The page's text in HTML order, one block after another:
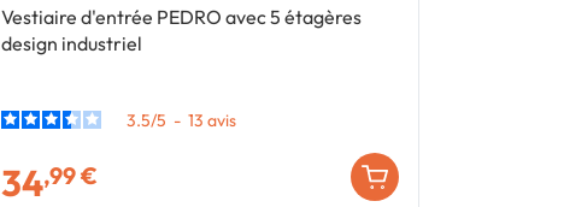
Vestiaire d'entrée PEDRO avec 5 étagères
design industriel
3.5/5 - 13 avis
34,99 €